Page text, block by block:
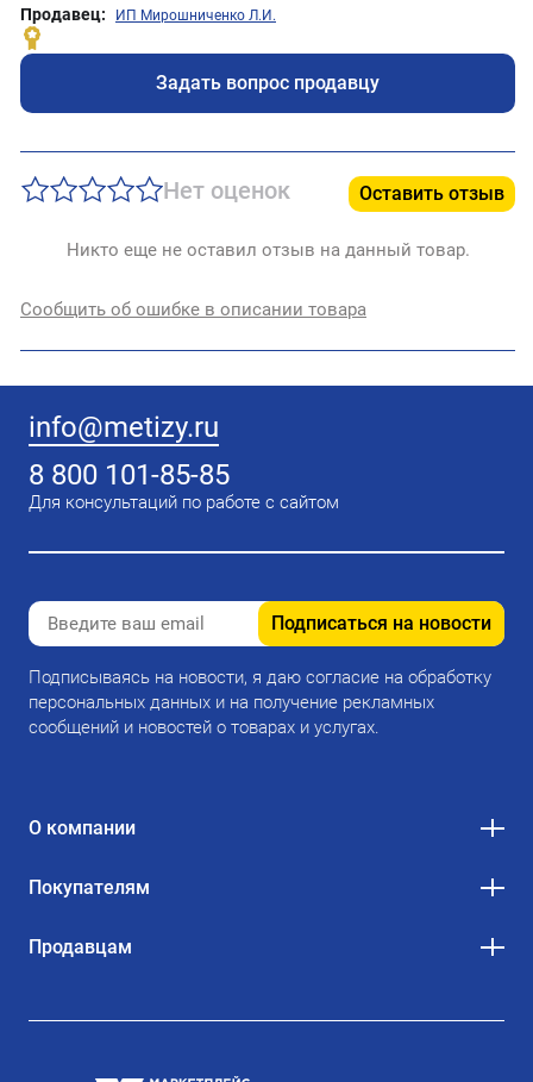
Продавец: ИП Мирошниченко Л.И.
Задать вопрос продавцу
Нет оценок Оставить отзыв
Никто еще не оставил отзыв на данный товар.
Сообщить об ошибке в описании товара
info@metizy.ru
8 800 101-85-85
Для консультаций по работе с сайтом
Подписаться на новости
Подписываясь на новости, я даю согласие на обработку
персональных данных и на получение рекламных
сообщений и новостей о товарах и услугах.
О компании
Покупателям
Продавцам